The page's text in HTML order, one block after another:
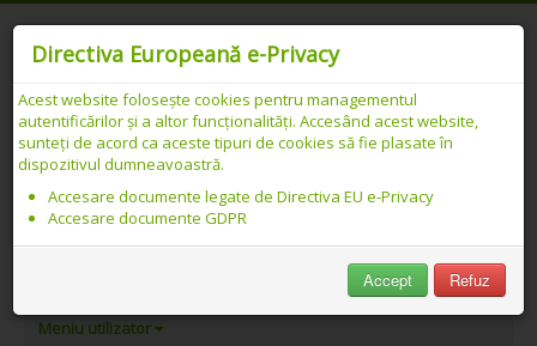
Catalog web SEO PREMIUM Românesc -
Link-uri asociate cu „portal regional”
Meniu utilizator
Directiva Europeană e-Privacy
Acest website folosește cookies pentru managementul
autentificărilor și a altor funcționalități. Accesând acest website,
sunteți de acord ca aceste tipuri de cookies să fie plasate în
dispozitivul dumneavoastră.
Accesare documente legate de Directiva EU e-Privacy
Accesare documente GDPR
Accept Refuz